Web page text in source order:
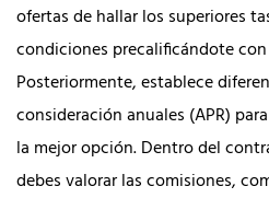
ofertas de hallar los superiores
condiciones precalificándote
Posteriormente, establece
consideración anuales (APR)
la mejor opción. Dentro del
debes valorar las comisiones,